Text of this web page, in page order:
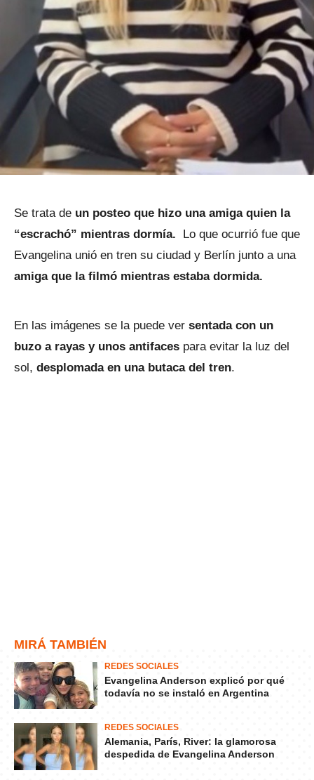
Se trata de un posteo que hizo una amiga quien la
“escrachó” mientras dormía. Lo que ocurrió fue que
Evangelina unió en tren su ciudad y Berlín junto a una
amiga que la filmó mientras estaba dormida.
En las imágenes se la puede ver sentada con un
buzo a rayas y unos antifaces para evitar la luz del
sol, desplomada en una butaca del tren.
MIRÁ TAMBIÉN
REDES SOCIALES
Evangelina Anderson explicó por qué
todavía no se instaló en Argentina
REDES SOCIALES
Alemania, París, River: la glamorosa
despedida de Evangelina Anderson